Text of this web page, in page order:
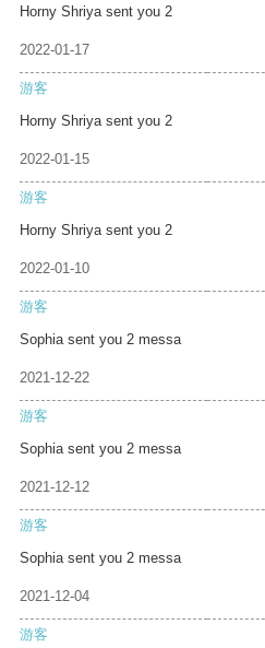
Horny Shriya sent you 2
2022-01-17
游客
Horny Shriya sent you 2
2022-01-15
游客
Horny Shriya sent you 2
2022-01-10
游客
Sophia sent you 2 messa
2021-12-22
游客
Sophia sent you 2 messa
2021-12-12
游客
Sophia sent you 2 messa
2021-12-04
游客